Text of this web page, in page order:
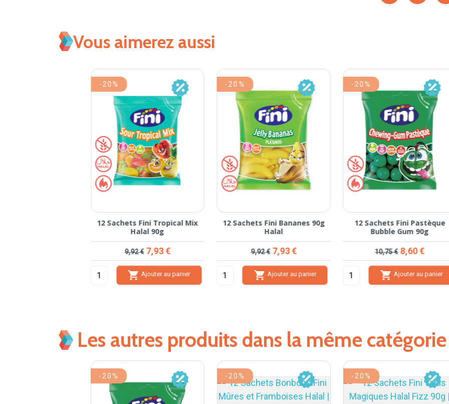
Vous aimerez aussi
12 Sachets Fini Tropical Mix
Halal 90g
Prix de base
9,92 € Prix
7,93 €
 Ajouter au panier
-20%
12 Sachets Fini Bananes 90g
Halal
Prix de base
9,92 € Prix
7,93 €
 Ajouter au panier
-20%
12 Sachets Fini Pastèque
Bubble Gum 90g
Prix de base
10,75 € Prix
8,60 €
 Ajouter au panier
-20%
Les autres produits dans la même catégorie
-20% -20% -20%